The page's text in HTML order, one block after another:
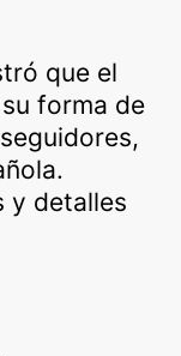
que el
forma de
y detalles